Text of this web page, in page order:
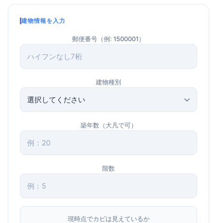
建物情報を入力
郵便番号（例: 1500001）
建物種別
築年数（大凡で可）
階数
現時点でカビは見えているか